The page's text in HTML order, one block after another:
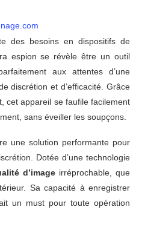
des besoins en dispositifs de
espion se révèle être un outil
aux attentes d’une
discrétion et d’efficacité. Grâce
cet appareil se faufile facilement
sans éveiller les soupçons.
une solution performante pour
Dotée d’une technologie
d’image irréprochable, que
Sa capacité à enregistrer
un must pour toute opération